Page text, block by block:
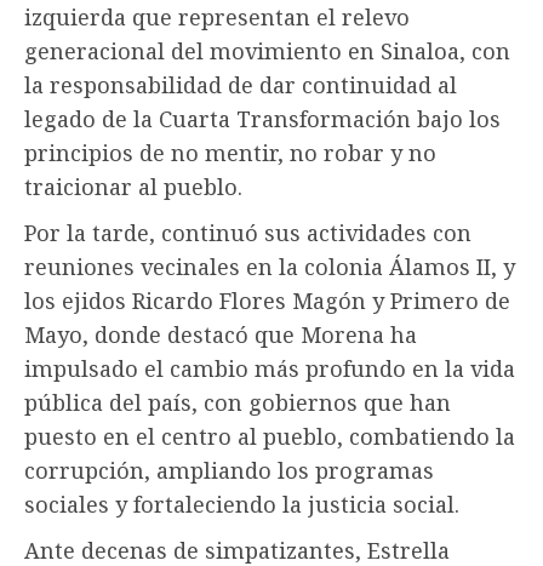
izquierda que representan el relevo
generacional del movimiento en Sinaloa, con
la responsabilidad de dar continuidad al
legado de la Cuarta Transformación bajo los
principios de no mentir, no robar y no
traicionar al pueblo.
Por la tarde, continuó sus actividades con
reuniones vecinales en la colonia Álamos II, y
los ejidos Ricardo Flores Magón y Primero de
Mayo, donde destacó que Morena ha
impulsado el cambio más profundo en la vida
pública del país, con gobiernos que han
puesto en el centro al pueblo, combatiendo la
corrupción, ampliando los programas
sociales y fortaleciendo la justicia social.
Ante decenas de simpatizantes, Estrella